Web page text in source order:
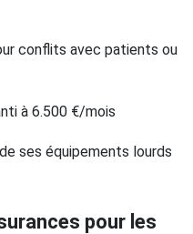
conflits avec patients ou
à 6.500 €/mois
ses équipements lourds
pour les